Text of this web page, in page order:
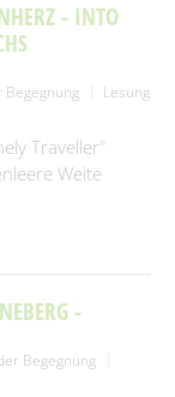
- INTO
Begegnung
Lesung
Traveller"
Weite
-
Begegnung